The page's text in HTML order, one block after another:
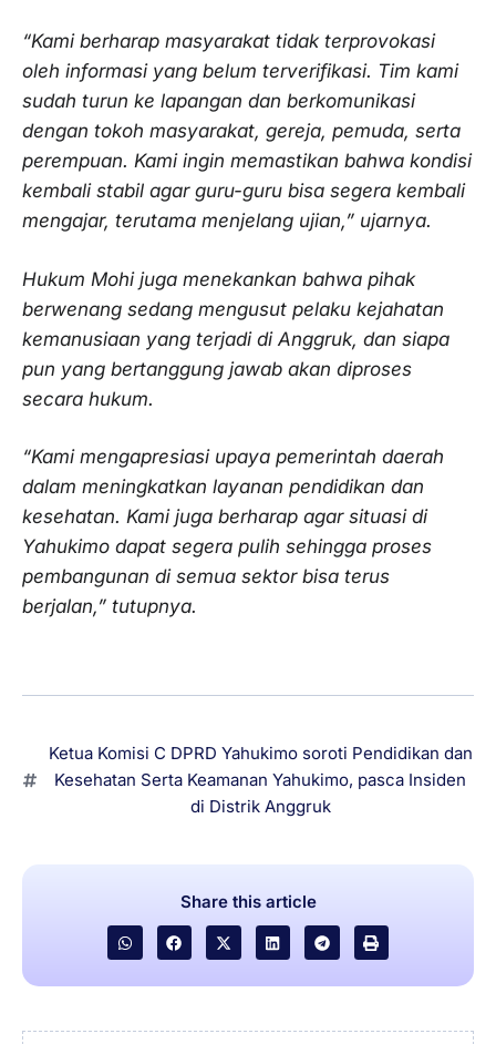
“Kami berharap masyarakat tidak terprovokasi
oleh informasi yang belum terverifikasi. Tim kami
sudah turun ke lapangan dan berkomunikasi
dengan tokoh masyarakat, gereja, pemuda, serta
perempuan. Kami ingin memastikan bahwa kondisi
kembali stabil agar guru-guru bisa segera kembali
mengajar, terutama menjelang ujian,” ujarnya.
Hukum Mohi juga menekankan bahwa pihak
berwenang sedang mengusut pelaku kejahatan
kemanusiaan yang terjadi di Anggruk, dan siapa
pun yang bertanggung jawab akan diproses
secara hukum.
“Kami mengapresiasi upaya pemerintah daerah
dalam meningkatkan layanan pendidikan dan
kesehatan. Kami juga berharap agar situasi di
Yahukimo dapat segera pulih sehingga proses
pembangunan di semua sektor bisa terus
berjalan,” tutupnya.
Ketua Komisi C DPRD Yahukimo soroti Pendidikan dan
Kesehatan Serta Keamanan Yahukimo, pasca Insiden
di Distrik Anggruk
Share this article